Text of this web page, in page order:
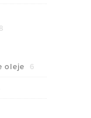
8
oleje
6